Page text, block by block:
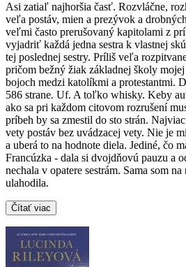
Asi zatiaľ najhoršia časť. Rozvláčne,
veľa postáv, mien a prezývok a
veľmi často prerušovaný kapitolami z
vyjadriť každá jedna sestra k vlastnej
tej poslednej sestry. Príliš veľa
pričom bežný žiak základnej školy
bojoch medzi katolíkmi a protestantmi.
586 strane. Uf. A toľko whisky. Keby
ako sa pri každom citovom rozrušení
príbeh by sa zmestil do sto strán.
vety postáv bez uvádzacej vety. Nie je
a uberá to na hodnote diela. Jediné, čo
Francúzka - dala si dvojdňovú pauzu a
nechala v opatere sestrám. Sama som
ulahodila.
Čítať viac